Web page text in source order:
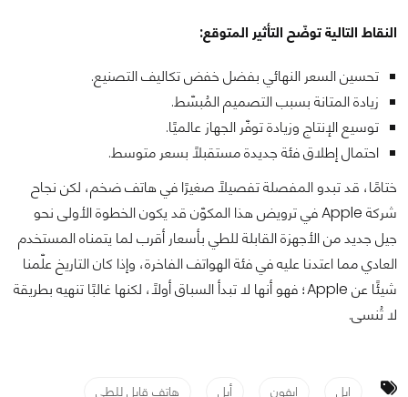
النقاط التالية توضّح التأثير المتوقع:
تحسين السعر النهائي بفضل خفض تكاليف التصنيع.
زيادة المتانة بسبب التصميم المُبسّط.
توسيع الإنتاج وزيادة توفّر الجهاز عالميًا.
احتمال إطلاق فئة جديدة مستقبلًا بسعر متوسط.
ختامًا، قد تبدو المفصلة تفصيلًا صغيرًا في هاتف ضخم، لكن نجاح
شركة Apple في ترويض هذا المكوّن قد يكون الخطوة الأولى نحو
جيل جديد من الأجهزة القابلة للطي بأسعار أقرب لما يتمناه المستخدم
العادي مما اعتدنا عليه في فئة الهواتف الفاخرة، وإذا كان التاريخ علّمنا
شيئًا عن Apple؛ فهو أنها لا تبدأ السباق أولًا، لكنها غالبًا تنهيه بطريقة
لا تُنسى.
ابل ايفون أبل هاتف قابل للطي